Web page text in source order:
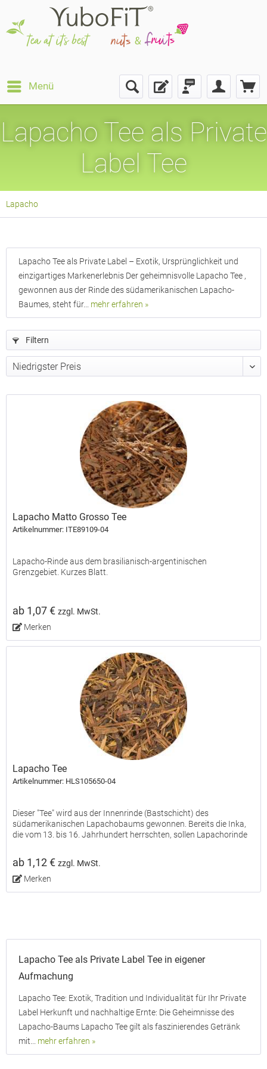
Menü
Lapacho Tee als Private
Label Tee
Lapacho
Lapacho Tee als Private Label – Exotik, Ursprünglichkeit und
einzigartiges Markenerlebnis Der geheimnisvolle Lapacho Tee ,
gewonnen aus der Rinde des südamerikanischen Lapacho-
Baumes, steht für... mehr erfahren »
Filtern
Lapacho Matto Grosso Tee
Artikelnummer: ITE89109-04
Lapacho-Rinde aus dem brasilianisch-argentinischen
Grenzgebiet. Kurzes Blatt.
ab 1,07 €zzgl. MwSt.
Merken
Lapacho Tee
Artikelnummer: HLS105650-04
Dieser "Tee" wird aus der Innenrinde (Bastschicht) des
südamerikanischen Lapachobaums gewonnen. Bereits die Inka,
die vom 13. bis 16. Jahrhundert herrschten, sollen Lapachorinde
ab 1,12 €zzgl. MwSt.
Merken
Lapacho Tee als Private Label Tee in eigener
Aufmachung
Lapacho Tee: Exotik, Tradition und Individualität für Ihr Private
Label Herkunft und nachhaltige Ernte: Die Geheimnisse des
Lapacho-Baums Lapacho Tee gilt als faszinierendes Getränk
mit... mehr erfahren »